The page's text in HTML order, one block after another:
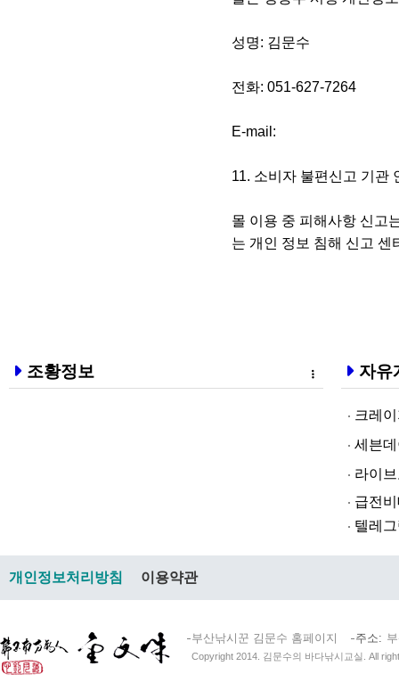
성명: 김문수
전화: 051-627-7264
E-mail:
11. 소비자 불편신고 기관
몰 이용 중 피해사항 신고
는 개인 정보 침해 신고 센
조황정보 자유
크레이지
세븐데이
라­이브토­
급전비대면
텔레그램
개인정보처리방침 이용약관
부산낚시꾼 김문수 홈페이지 주소
Copyright 2014. 김문수의 바다낚시교실. All